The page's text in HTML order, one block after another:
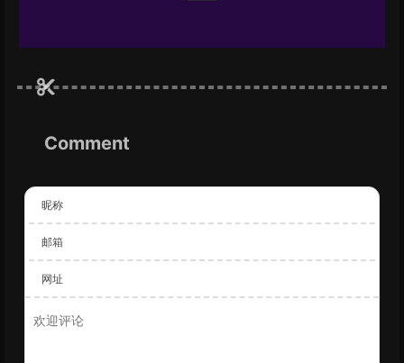
Comment
昵称
邮箱
网址